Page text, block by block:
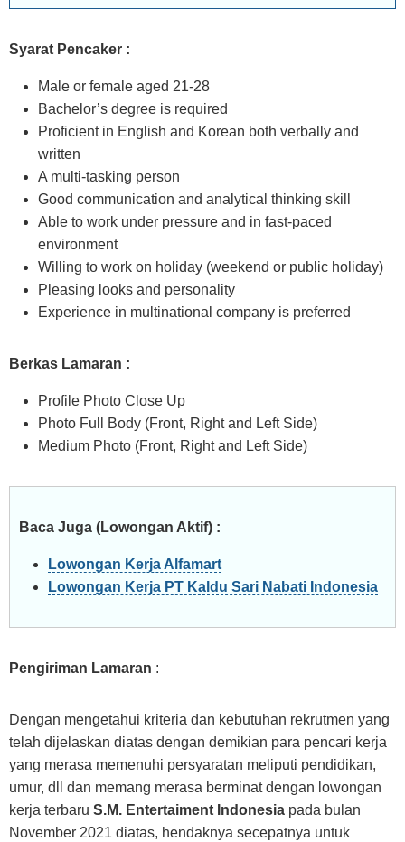
Syarat Pencaker :
Male or female aged 21-28
Bachelor’s degree is required
Proficient in English and Korean both verbally and
written
A multi-tasking person
Good communication and analytical thinking skill
Able to work under pressure and in fast-paced
environment
Willing to work on holiday (weekend or public holiday)
Pleasing looks and personality
Experience in multinational company is preferred
Berkas Lamaran :
Profile Photo Close Up
Photo Full Body (Front, Right and Left Side)
Medium Photo (Front, Right and Left Side)
Baca Juga (Lowongan Aktif) :
Lowongan Kerja Alfamart
Lowongan Kerja PT Kaldu Sari Nabati Indonesia
Pengiriman Lamaran :
Dengan mengetahui kriteria dan kebutuhan rekrutmen yang
telah dijelaskan diatas dengan demikian para pencari kerja
yang merasa memenuhi persyaratan meliputi pendidikan,
umur, dll dan memang merasa berminat dengan lowongan
kerja terbaru S.M. Entertaiment Indonesia pada bulan
November 2021 diatas, hendaknya secepatnya untuk